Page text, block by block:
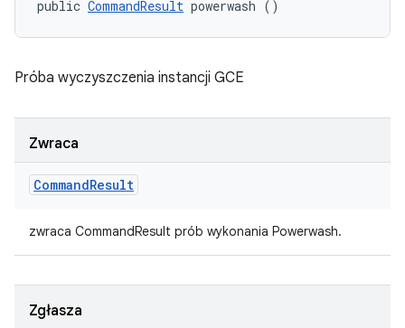
public CommandResult powerwash ()
Próba wyczyszczenia instancji GCE
Zwraca
CommandResult
zwraca CommandResult prób wykonania Powerwash.
Zgłasza